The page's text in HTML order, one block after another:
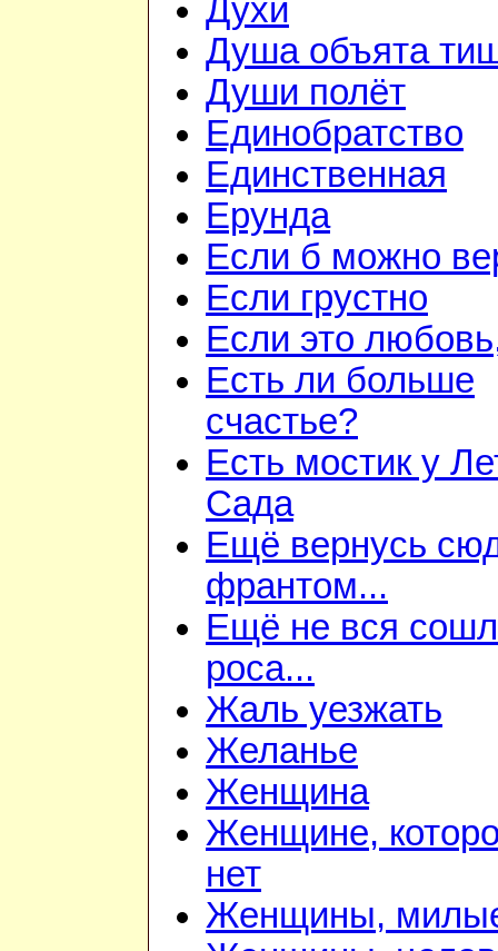
Духи
Душа объята
Души полёт
Единобратство
Единственная
Ерунда
Если б можно
Если грустно
Если это
Есть ли больше
счастье?
Есть мостик у
Сада
Ещё вернусь
франтом...
Ещё не вся
роса...
Жаль уезжать
Желанье
Женщина
Женщине,
нет
Женщины,